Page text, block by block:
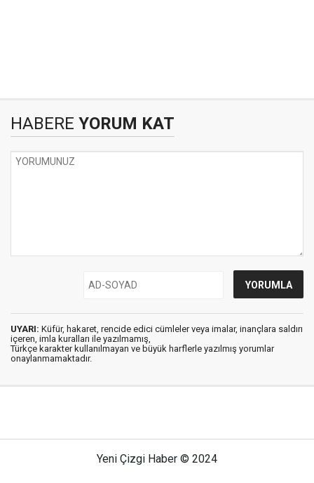
HABERE YORUM KAT
UYARI: Küfür, hakaret, rencide edici cümleler veya imalar, inançlara saldırı
içeren, imla kuralları ile yazılmamış,
Türkçe karakter kullanılmayan ve büyük harflerle yazılmış yorumlar
onaylanmamaktadır.
Yeni Çizgi Haber © 2024